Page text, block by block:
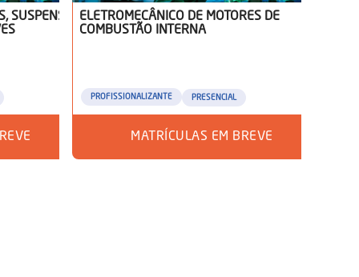
SUSPENSÃOELETROMECÂNICO DE MOTORES DE
COMBUSTÃO INTERNA
PRESENCIAL
PROFISSIONALIZANTE
MATRÍCULAS EM BREVE